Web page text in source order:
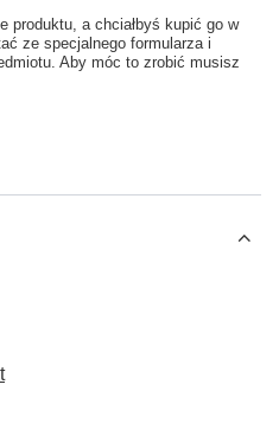
produktu, a chciałbyś kupić go w
ze specjalnego formularza i
Aby móc to zrobić musisz